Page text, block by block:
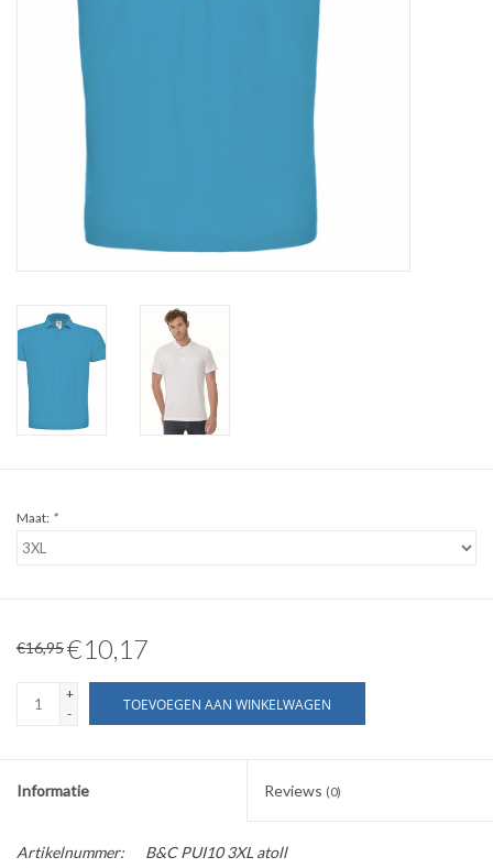
BROEKEN / SHORTS
DENIM / SPIJKERGOED
JACKS / JASSEN
WERKKLEDING
OVERIG
Maat: *
€16,95€10,17
+
-
TOEVOEGEN AAN WINKELWAGEN
Informatie Reviews (0)
Artikelnummer:
B&C PUI10 3XL atoll